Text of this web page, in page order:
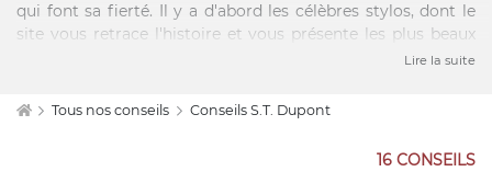
qui font sa fierté. Il y a d'abord les célèbres stylos, dont le
site vous retrace l'histoire et vous présente les plus beaux
modèles. Mais S.T. Dupont, ce sont aussi de superbes
meilleure manière de les entretenir ou de les remplir de
maroquinerie S.T. Dupont ne pourront manquer de vous
intéresser. Enfin le site vous donne d'utiles informations sur
Lire la suite
Tous nos conseils Conseils S.T. Dupont
16 CONSEILS